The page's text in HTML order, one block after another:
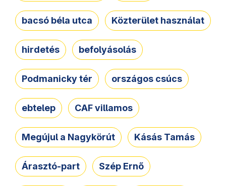
bacsó béla utca Közterület használat
hirdetés befolyásolás
Podmanicky tér országos csúcs
ebtelep CAF villamos
Megújul a Nagykörút Kásás Tamás
Árasztó-part Szép Ernő